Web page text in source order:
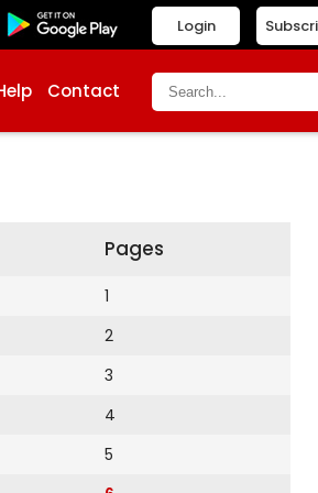
Login
Contact
Pages
1
2
3
4
5